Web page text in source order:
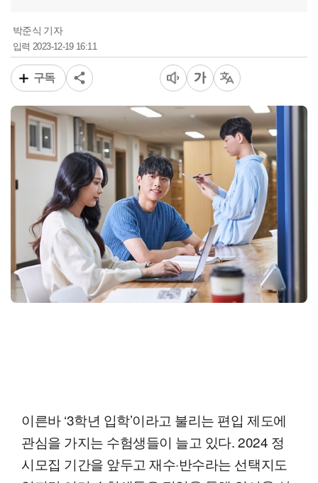
박준식 기자
입력2023-12-19 16:11
구독
이른바 ‘3학년 입학’이라고 불리는 편입 제도에
관심을 가지는 수험생들이 늘고 있다. 2024 정
시모집 기간을 앞두고 재수·반수라는 선택지도